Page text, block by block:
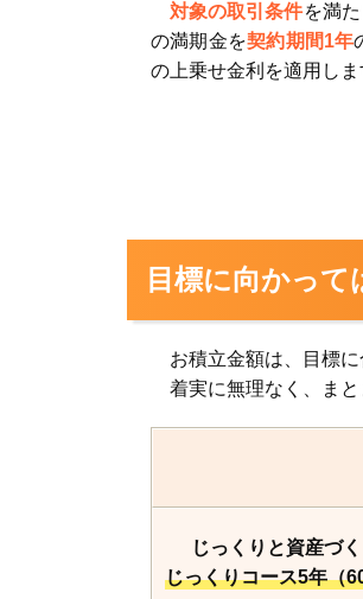
対象の取引条件を満
の満期金を契約期間1年
の上乗せ金利を適用しま
目標に向かっ
お積立金額は、目標に
着実に無理なく、まと
じっくりと資産づく
じっくりコース5年（